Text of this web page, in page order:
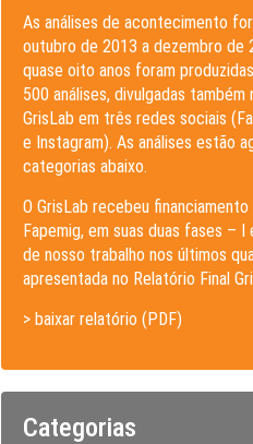
As análises de acontecimento
outubro de 2013 a dezembro de
quase oito anos foram
500 análises, divulgadas também
GrisLab em três redes sociais
e Instagram). As análises estão
categorias abaixo.
O GrisLab recebeu
Fapemig, em suas duas fases – I
de nosso trabalho nos últimos
apresentada no Relatório Final
> baixar relatório (PDF)
Categorias